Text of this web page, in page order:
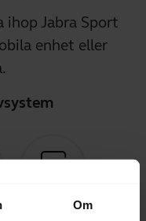
Om
ihop Jabra Sport
enhet eller